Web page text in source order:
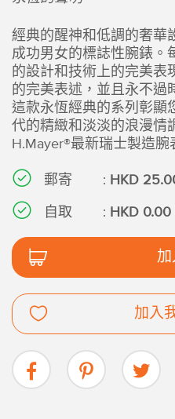
經典的醒神和低調的奢華
成功男女的標誌性腕錶。
的設計和技術上的完美表
的完美表述，並且永不過
這款永恆經典的系列彰顯
代的精緻和淡淡的浪漫情
H.Mayer®最新瑞士製造腕
郵寄 : HKD
自取
: HKD 0.00
加
加入